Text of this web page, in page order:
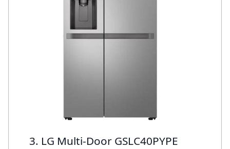
3. LG Multi-Door GSLC40PYPE